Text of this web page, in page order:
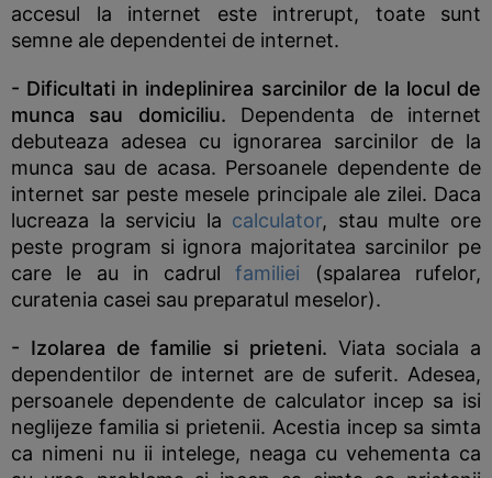
accesul la internet este intrerupt, toate sunt
semne ale dependentei de internet.
- Dificultati in indeplinirea sarcinilor de la locul de
munca sau domiciliu. Dependenta de internet
debuteaza adesea cu ignorarea sarcinilor de la
munca sau de acasa. Persoanele dependente de
internet sar peste mesele principale ale zilei. Daca
lucreaza la serviciu la calculator, stau multe ore
peste program si ignora majoritatea sarcinilor pe
care le au in cadrulfamiliei (spalarea rufelor,
curatenia casei sau preparatul meselor).
- Izolarea de familie si prieteni. Viata sociala a
dependentilor de internet are de suferit. Adesea,
persoanele dependente de calculator incep sa isi
neglijeze familia si prietenii. Acestia incep sa simta
ca nimeni nu ii intelege, neaga cu vehementa ca